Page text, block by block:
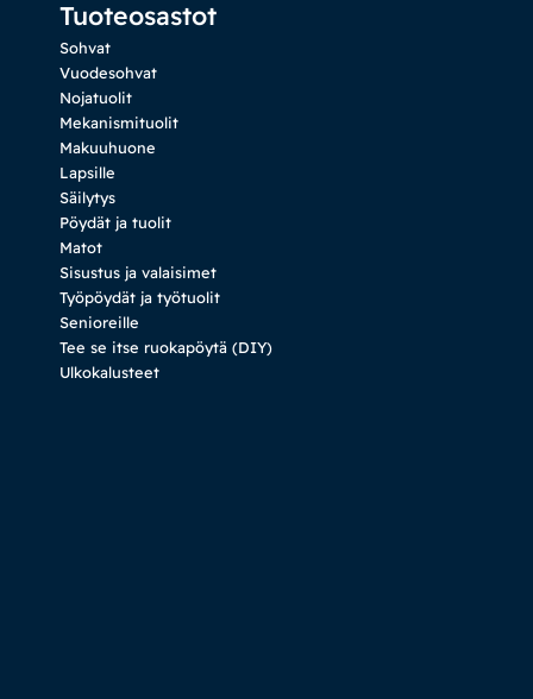
Tuoteosastot
Sohvat
Vuodesohvat
Nojatuolit
Mekanismituolit
Makuuhuone
Lapsille
Säilytys
Pöydät ja tuolit
Matot
Sisustus ja valaisimet
Työpöydät ja työtuolit
Senioreille
Tee se itse ruokapöytä (DIY)
Ulkokalusteet